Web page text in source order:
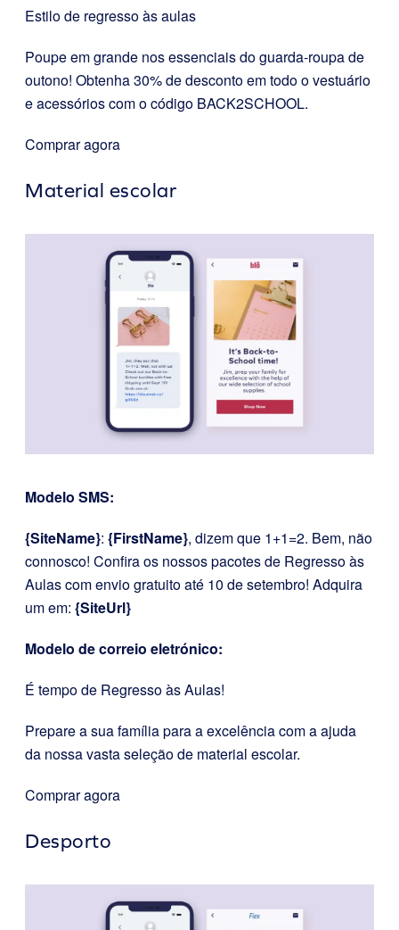
Estilo de regresso às aulas
Poupe em grande nos essenciais do guarda-roupa de
outono! Obtenha 30% de desconto em todo o vestuário
e acessórios com o código BACK2SCHOOL.
Comprar agora
Material escolar
Modelo SMS:
{SiteName}: {FirstName}, dizem que 1+1=2. Bem, não
connosco! Confira os nossos pacotes de Regresso às
Aulas com envio gratuito até 10 de setembro! Adquira
um em: {SiteUrl}
Modelo de correio eletrónico:
É tempo de Regresso às Aulas!
Prepare a sua família para a excelência com a ajuda
da nossa vasta seleção de material escolar.
Comprar agora
Desporto